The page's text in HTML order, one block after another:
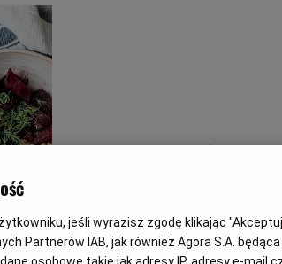
BOŻE
jeśli wyrazisz zgodę klikając
Partnerów IAB, jak również Agora S.A.